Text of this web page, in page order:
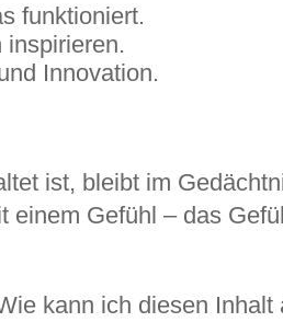
funktioniert.
Innovation.
ist, bleibt im
Gefühl – das
kann ich diesen